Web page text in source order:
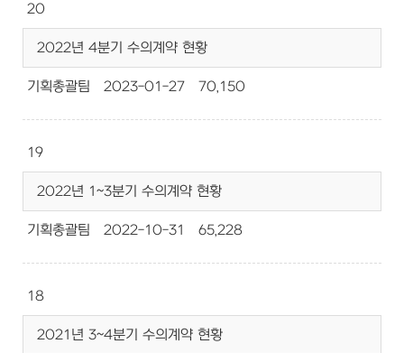
20
2022년 4분기 수의계약 현황
기획총괄팀 2023-01-27 70,150
19
2022년 1~3분기 수의계약 현황
기획총괄팀 2022-10-31 65,228
18
2021년 3~4분기 수의계약 현황